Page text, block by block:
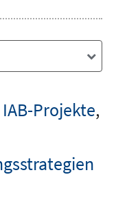
IAB-Projekte,